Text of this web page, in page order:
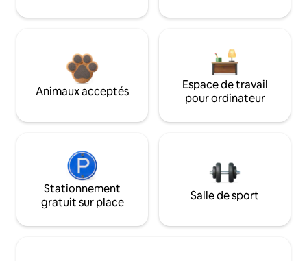
Animaux acceptés
Espace de travail
pour ordinateur
Stationnement
gratuit sur place
Salle de sport